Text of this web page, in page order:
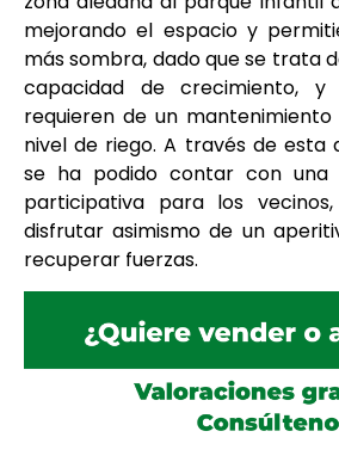
mejorando el espacio y
más sombra, dado que se trata
capacidad de crecimiento,
requieren de un
nivel de riego. A través de esta
se ha podido contar con una
participativa para los
disfrutar asimismo de un
recuperar fuerzas.